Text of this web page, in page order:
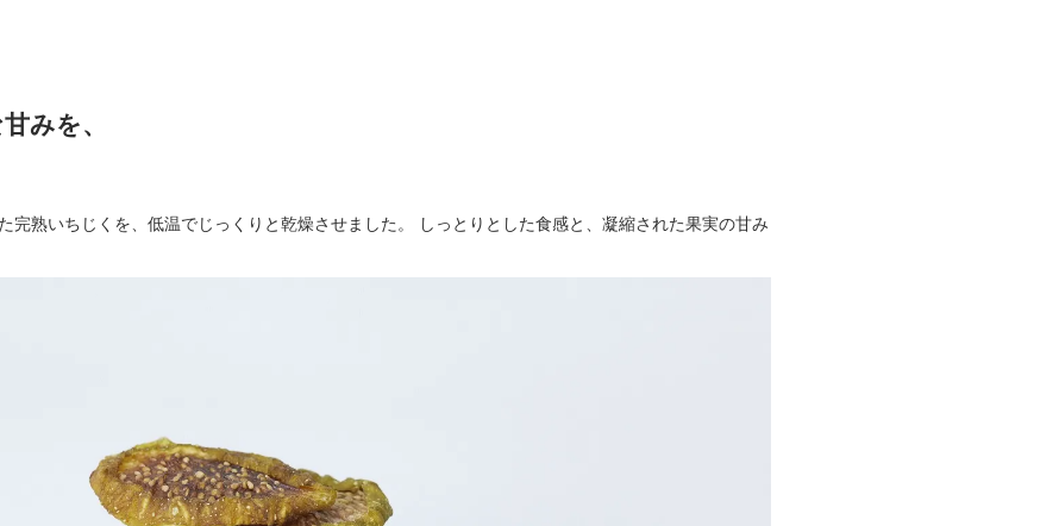
みを、
完熟いちじくを、低温でじっくりと乾燥させました。 しっとりとした食感と、凝縮された果実の甘み